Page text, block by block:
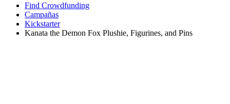
Find Crowdfunding
Campañas
Kickstarter
Kanata the Demon Fox Plushie, Figurines, and Pins